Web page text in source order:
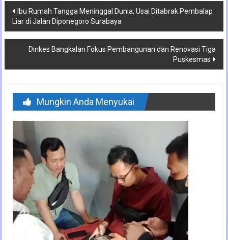
Navigasi
pos
Ibu Rumah Tangga Meninggal Dunia, Usai Ditabrak Pembalap
Liar di Jalan Diponegoro Surabaya
Dinkes Bangkalan Fokus Pembangunan dan Renovasi Tiga
Puskesmas
Mungkin Anda Menyukai